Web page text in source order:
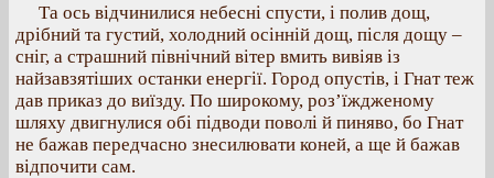
Та ось відчинилися небесні спусти, і полив дощ,
дрібний та густий, холодний осінній дощ, після дощу –
сніг, а страшний північний вітер вмить вивіяв із
найзавзятіших останки енергії. Город опустів, і Гнат теж
дав приказ до виїзду. По широкому, роз’їждженому
шляху двигнулися обі підводи поволі й пиняво, бо Гнат
не бажав передчасно знесилювати коней, а ще й бажав
відпочити сам.